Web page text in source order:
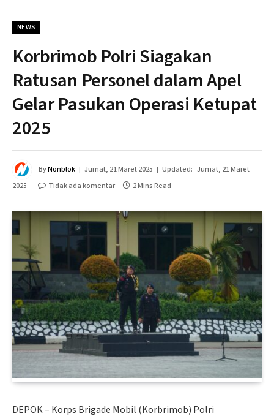
NEWS
Korbrimob Polri Siagakan
Ratusan Personel dalam Apel
Gelar Pasukan Operasi Ketupat
2025
ByNonblok Jumat, 21 Maret 2025 Updated: Jumat, 21 Maret
2025
Tidak ada komentar 2 Mins Read
DEPOK – Korps Brigade Mobil (Korbrimob) Polri